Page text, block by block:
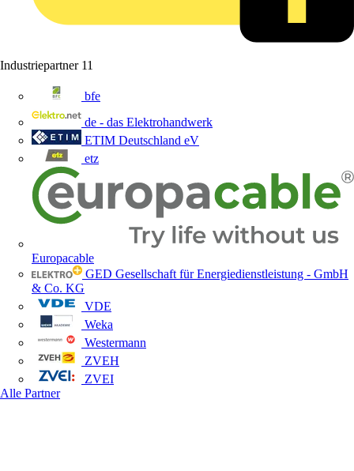
Industriepartner 11
bfe
de - das Elektrohandwerk
ETIM Deutschland eV
etz
Europacable
GED Gesellschaft für Energiedienstleistung - GmbH
& Co. KG
VDE
Weka
Westermann
ZVEH
ZVEI
Alle Partner